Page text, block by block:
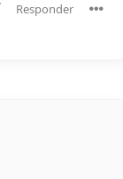
Responder